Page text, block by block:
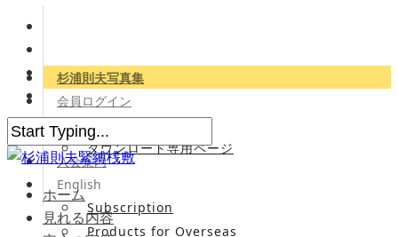
杉浦則夫写真集
会員ログイン
会員専用サイト
ダウンロード専用ページ
入会案内
English
Subscription
Products for Overseas
ホーム
見れる内容